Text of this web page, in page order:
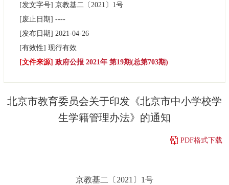
政务公开
市领导
政策兑现 政策解读
决策公开 专题公开
利企服务
[发文字号] 京教基二 〔2021〕 1号
[废止日期] ----
[发布日期] 2021-04-26
[有效性] 现行有效
[文件来源] 政府公报 2021年 第19期(总第703期)
北京市教育委员会关于印发《北京市中小学校学
生学籍管理办法》的通知
PDF格式下载
京教基二〔2021〕1号